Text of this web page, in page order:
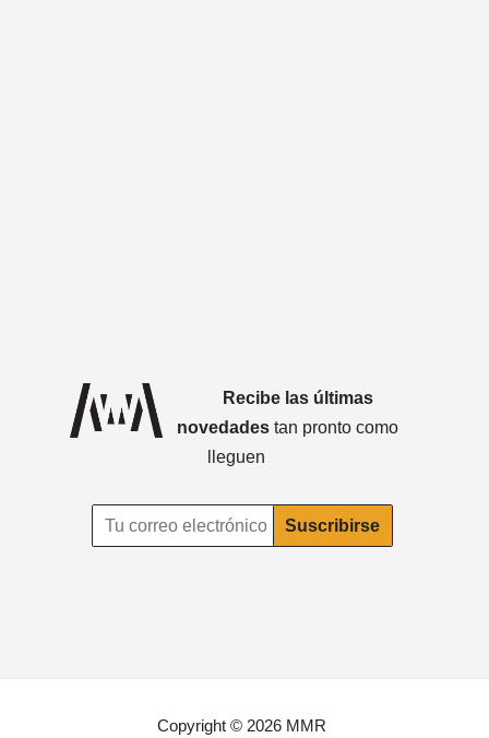
Recibe las últimas
novedades tan pronto como
lleguen
Copyright © 2026 MMR